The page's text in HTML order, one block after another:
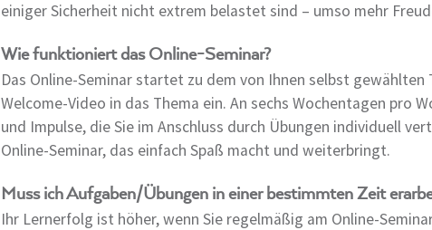
einiger Sicherheit nicht extrem belastet sind – umso mehr
Wie funktioniert das Online-Seminar?
Das Online-Seminar startet zu dem von Ihnen selbst
Welcome-Video in das Thema ein. An sechs Wochentagen pro
und Impulse, die Sie im Anschluss durch Übungen individuell
Online-Seminar, das einfach Spaß macht und weiterbringt.
Muss ich Aufgaben/Übungen in einer bestimmten Zeit
Ihr Lernerfolg ist höher, wenn Sie regelmäßig am Online-